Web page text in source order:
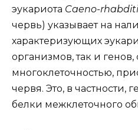
эукариота Caeno-
червь) указывает на
характеризующих
организмов, так и генов,
многоклеточностью,
червя. Это, в
белки межклеточного